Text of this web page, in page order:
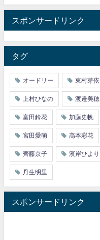
スポンサードリンク
タグ
オードリー 東村芽依
上村ひなの 渡邉美穂
富田鈴花 加藤史帆
宮田愛萌 高本彩花
齊藤京子 濱岸ひより
丹生明里
スポンサードリンク